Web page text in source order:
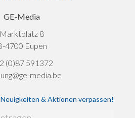
GE-Media
Marktplatz 8
4700 Eupen
(0)87 591372
media.be
& Aktionen verpassen!